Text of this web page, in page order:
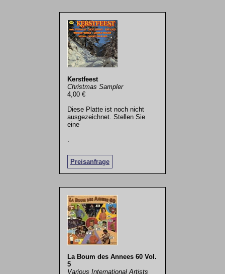
Kerstfeest
Christmas Sampler
4,00 €
Diese Platte ist noch nicht
ausgezeichnet. Stellen Sie
eine
Preisanfrage
La Boum des Annees 60 Vol.
5
Various International Artists